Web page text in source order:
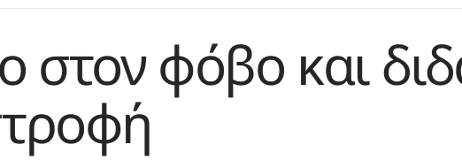
στον φόβο και